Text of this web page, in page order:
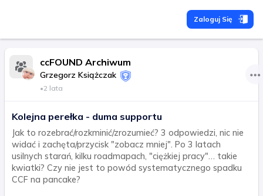
Zaloguj Się
ccFOUND Archiwum
Grzegorz Książczak
•2 lata
Kolejna perełka - duma supportu
Jak to rozebrać/rozkminić/zrozumieć? 3 odpowiedzi, nic nie
widać i zachęta/przycisk "zobacz mniej". Po 3 latach
usilnych starań, kilku roadmapach, "ciężkiej pracy"… takie
kwiatki? Czy nie jest to powód systematycznego spadku
CCF na pancake?